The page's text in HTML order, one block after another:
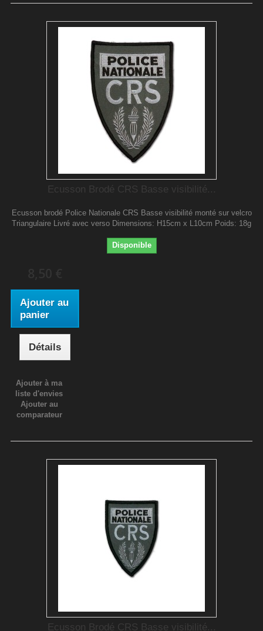
Ecusson Brodé CRS Basse visibilité...
Ecusson brodé Police Nationale CRS Basse visibilité monté sur velcro
Triangulaire Livré avec verso Dimensions: H15cm x L10cm Poids: 18g
Disponible
Ajouter au
panier
Détails
Ajouter à ma
liste d'envies
Ajouter au
comparateur
Ecusson Brodé CRS Basse visibilité...